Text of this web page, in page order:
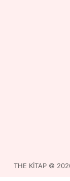
THE KİTAP ©